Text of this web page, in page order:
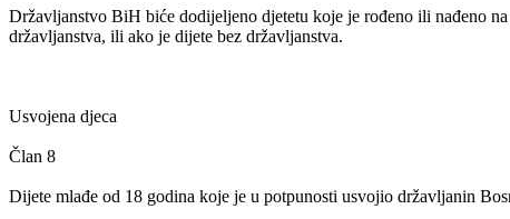
Državljanstvo BiH biće dodijeljeno djetetu koje je rođeno ili nađeno
državljanstva, ili ako je dijete bez državljanstva.
Usvojena djeca
Član 8
Dijete mlađe od 18 godina koje je u potpunosti usvojio državljanin